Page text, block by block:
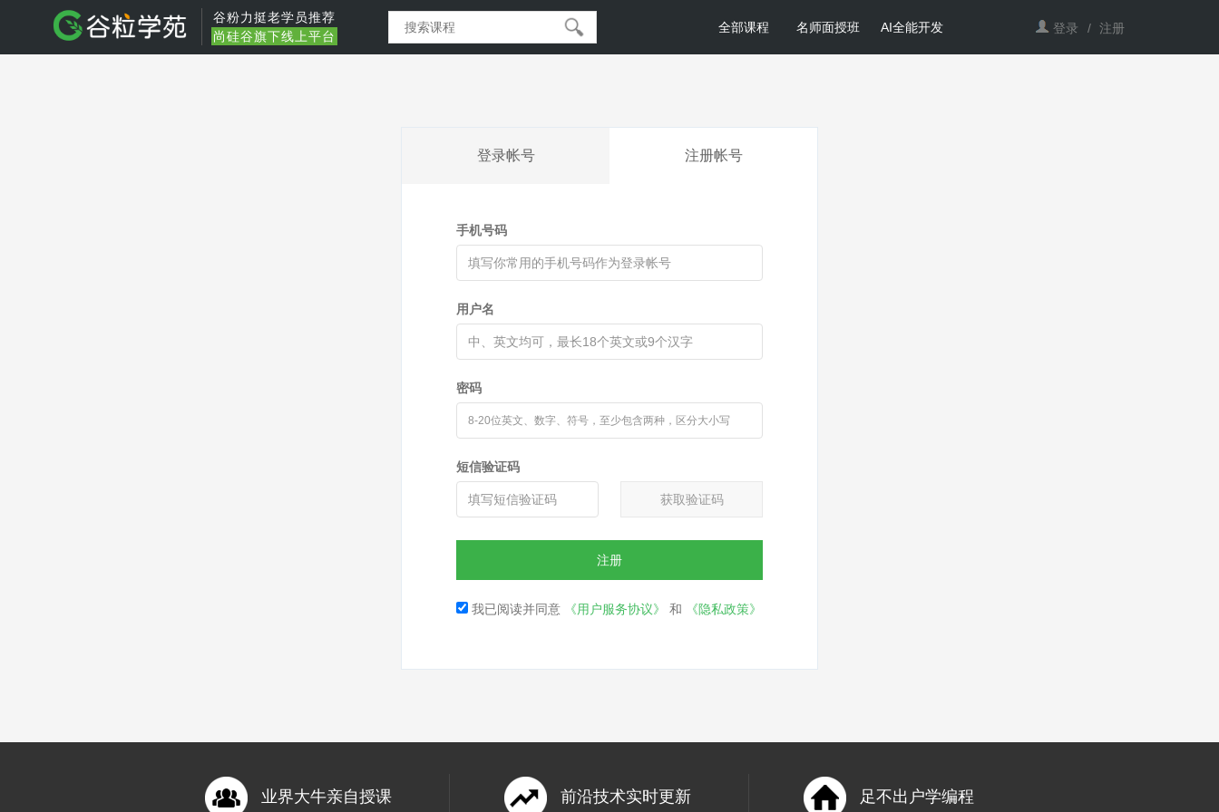
谷粉力挺老学员推荐
尚硅谷旗下线上平台
全部课程 名师面授班 AI全能开发 登录 / 注册
登录帐号 注册帐号
手机号码
用户名
密码
短信验证码
获取验证码
注册
我已阅读并同意 《用户服务协议》 和 《隐私政策》
业界大牛亲自授课 前沿技术实时更新 足不出户学编程